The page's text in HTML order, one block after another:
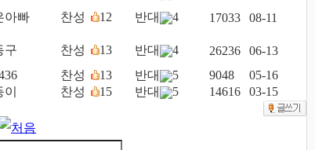
아빠 찬성 12 반대 4 17033
08-11
구 찬성 13 반대 4 26236
06-13
찬성 13 반대 5 9048
05-16
찬성 15 반대 5 14616 03-15